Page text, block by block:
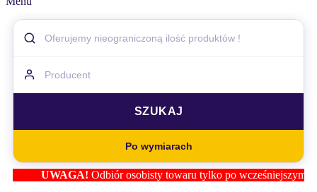
Po wymiarach
UWAGA!Odbiór osobisty towaru tylko po wcześniejszym